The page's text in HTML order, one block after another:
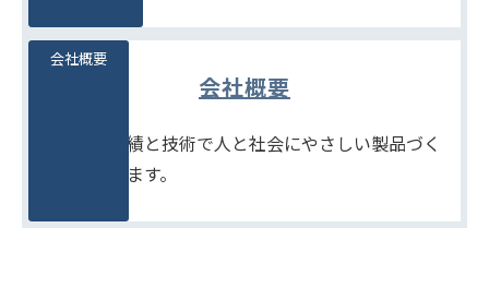
会社概要
たしかな実績と技術で人と社会にやさしい製品づく
りをめざします。
会社概要